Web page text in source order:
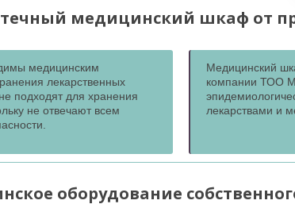
медицинский шкаф от
медицинским
лекарственных
подходят для хранения
не отвечают всем
Медицинский
компании ТОО
лекарствами и
оборудование